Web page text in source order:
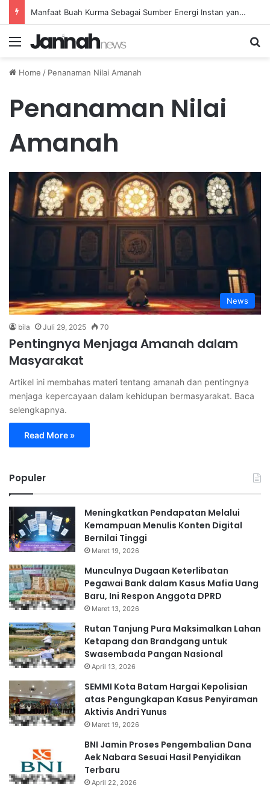
Manfaat Buah Kurma Sebagai Sumber Energi Instan yang Sehat dan Bergizi untuk Kesehatan
Menu
Home / Penanaman Nilai Amanah
Penanaman Nilai
Amanah
News
bila Juli 29, 2025 70
Pentingnya Menjaga Amanah dalam
Masyarakat
Artikel ini membahas materi tentang amanah dan pentingnya
menjaga kepercayaan dalam kehidupan bermasyarakat. Baca
selengkapnya.
Read More »
Populer
Meningkatkan Pendapatan Melalui
Kemampuan Menulis Konten Digital
Bernilai Tinggi
Maret 19, 2026
Munculnya Dugaan Keterlibatan
Pegawai Bank dalam Kasus Mafia Uang
Baru, Ini Respon Anggota DPRD
Maret 13, 2026
Rutan Tanjung Pura Maksimalkan Lahan
Ketapang dan Brandgang untuk
Swasembada Pangan Nasional
April 13, 2026
SEMMI Kota Batam Hargai Kepolisian
atas Pengungkapan Kasus Penyiraman
Aktivis Andri Yunus
Maret 19, 2026
BNI Jamin Proses Pengembalian Dana
Aek Nabara Sesuai Hasil Penyidikan
Terbaru
April 22, 2026